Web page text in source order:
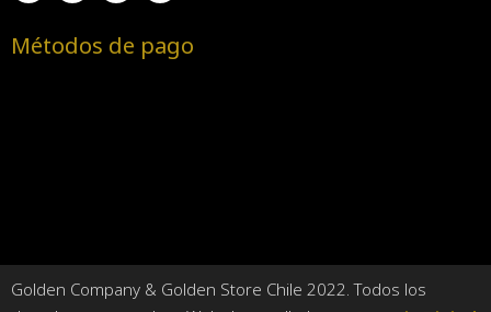
Métodos de pago
Golden Company & Golden Store Chile 2022. Todos los